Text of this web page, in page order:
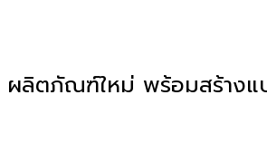
ผลิตภัณฑ์ใหม่ พร้อมสร้างแ